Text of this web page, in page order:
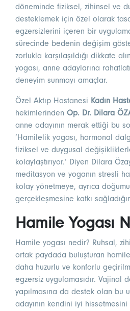
döneminde fiziksel, zihinsel ve
desteklemek için özel olarak
egzersizlerini içeren bir
sürecinde bedenin değişim
zorlukla karşılaşıldığı dikkate
yogası, anne adaylarına
deneyim sunmayı amaçlar.
Özel Aktıp Hastanesi Kadın
hekimlerinden Op. Dr. Dilara
anne adayının merak ettiği bu
‘Hamilelik yogası, hormonal
fiziksel ve duygusal
kolaylaştırıyor.’ Diyen Dilara
meditasyon ve yoganın stresli
kolay yönetmeye, ayrıca
gerçekleşmesine katkı
Hamile Yogası
Hamile yogası nedir? Ruhsal,
ortak paydada buluşturan
daha huzurlu ve konforlu
egzersiz uygulamasıdır. Vajinal
yapılmasına da destek olan bu
adayının kendini iyi